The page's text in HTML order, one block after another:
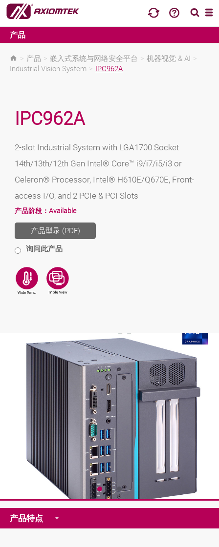
产品
> 产品 > 嵌入式系统与网络安全平台 > 机器视觉 & AI >
Industrial Vision System > IPC962A
IPC962A
2-slot Industrial System with LGA1700 Socket
14th/13th/12th Gen Intel® Core™ i9/i7/i5/i3 or
Celeron® Processor, Intel® H610E/Q670E, Front-
access I/O, and 2 PCIe & PCI Slots
产品阶段： Available
产品型录 (PDF)
询问此产品
产品特点